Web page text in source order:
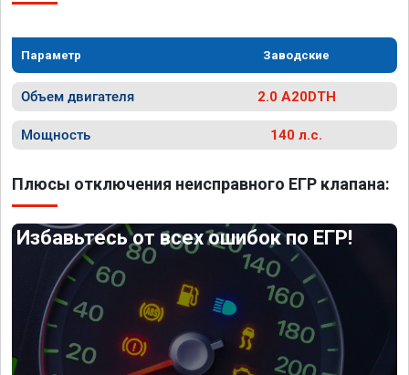
Параметр Заводские
Объем двигателя 2.0 A20DTH
Мощность 140 л.с.
Плюсы отключения неисправного ЕГР клапана:
Избавьтесь от всех ошибок по ЕГР!